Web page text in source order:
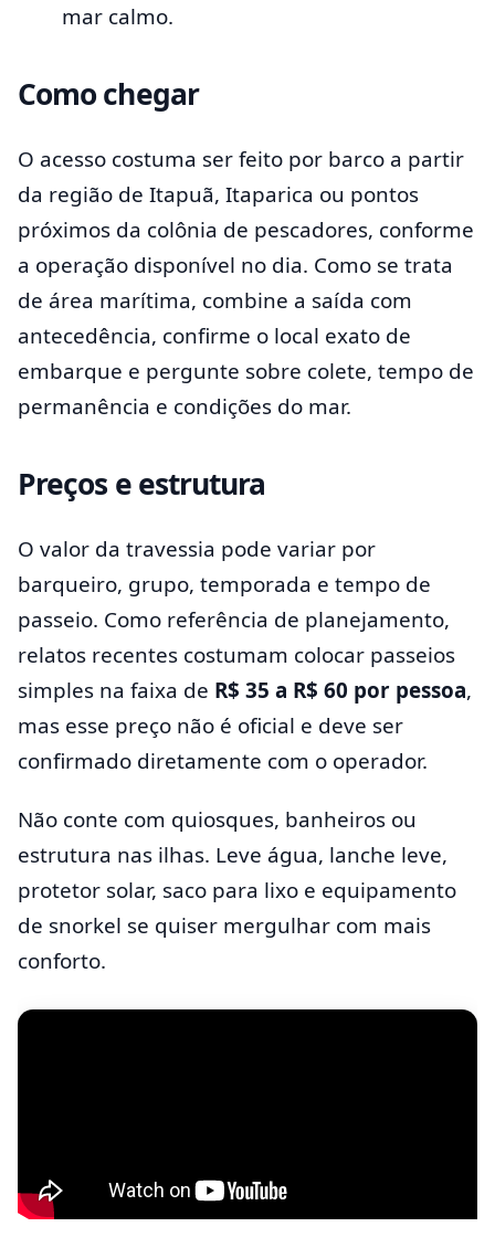
mar calmo.
Como chegar
O acesso costuma ser feito por barco a partir
da região de Itapuã, Itaparica ou pontos
próximos da colônia de pescadores, conforme
a operação disponível no dia. Como se trata
de área marítima, combine a saída com
antecedência, confirme o local exato de
embarque e pergunte sobre colete, tempo de
permanência e condições do mar.
Preços e estrutura
O valor da travessia pode variar por
barqueiro, grupo, temporada e tempo de
passeio. Como referência de planejamento,
relatos recentes costumam colocar passeios
simples na faixa de R$ 35 a R$ 60 por pessoa,
mas esse preço não é oficial e deve ser
confirmado diretamente com o operador.
Não conte com quiosques, banheiros ou
estrutura nas ilhas. Leve água, lanche leve,
protetor solar, saco para lixo e equipamento
de snorkel se quiser mergulhar com mais
conforto.